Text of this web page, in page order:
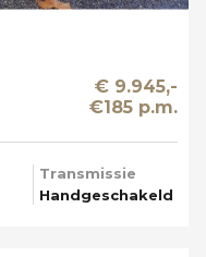
€ 9.945,-
€185 p.m.
Transmissie
Handgeschakeld